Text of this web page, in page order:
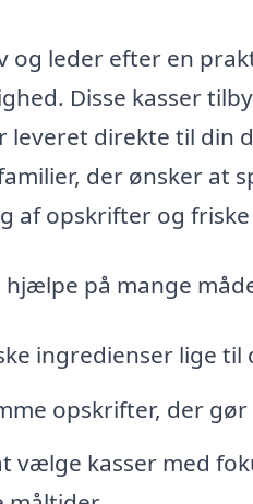
og leder efter en
Disse kasser
direkte til din
der ønsker at
af opskrifter og
hjælpe på mange
ingredienser lige til
opskrifter, der
vælge kasser med